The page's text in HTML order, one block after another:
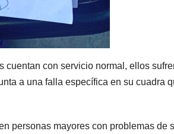
con servicio normal, ellos
a una falla específica en su cuadra
personas mayores con problemas de